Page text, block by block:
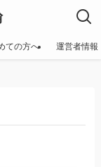
ての方へ 運営者情報